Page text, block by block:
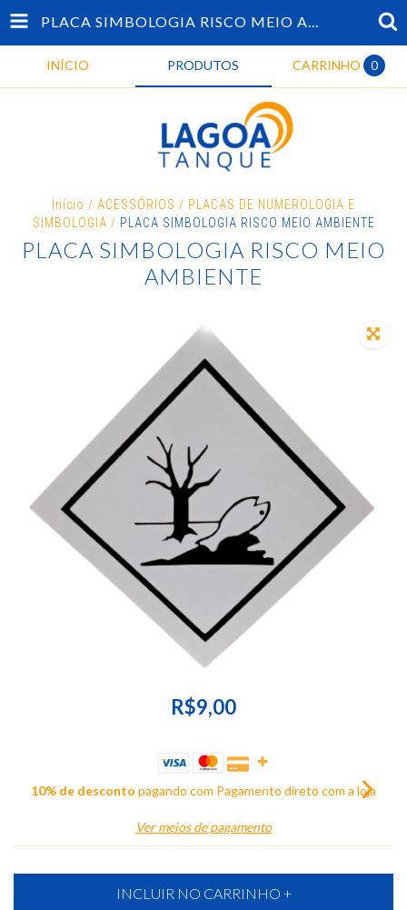
PLACA SIMBOLOGIA RISCO MEIO AMBIENTE
INÍCIO PRODUTOS CARRINHO 0
Início / ACESSÓRIOS / PLACAS DE NUMEROLOGIA E
SIMBOLOGIA / PLACA SIMBOLOGIA RISCO MEIO AMBIENTE
PLACA SIMBOLOGIA RISCO MEIO
AMBIENTE
R$9,00
10% de desconto pagando com Pagamento direto com a loja
Ver meios de pagamento